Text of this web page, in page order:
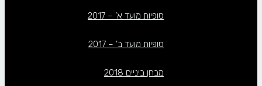
סופיות מועד א’ – 2017
סופיות מועד ב’ – 2017
מבחן ביניים 2018